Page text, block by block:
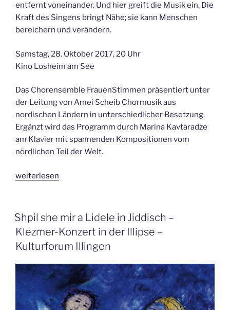
entfernt voneinander. Und hier greift die Musik ein. Die
Kraft des Singens bringt Nähe; sie kann Menschen
bereichern und verändern.
Samstag, 28. Oktober 2017, 20 Uhr
Kino Losheim am See
Das Chorensemble FrauenStimmen präsentiert unter
der Leitung von Amei Scheib Chormusik aus
nordischen Ländern in unterschiedlicher Besetzung.
Ergänzt wird das Programm durch Marina Kavtaradze
am Klavier mit spannenden Kompositionen vom
nördlichen Teil der Welt.
„Nordwärts
und
Klavierwerke
aus
nordischen
Ländern“
weiterlesen
VERÖFFENTLICHT
AM
Shpil she mir a Lidele in Jiddisch –
Klezmer-Konzert in der Illipse –
Kulturforum Illingen